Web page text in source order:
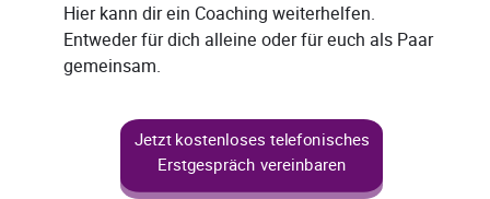
Hier kann dir ein Coaching weiterhelfen.
Entweder für dich alleine oder für euch als Paar
gemeinsam.
Jetzt kostenloses telefonisches
Erstgespräch vereinbaren